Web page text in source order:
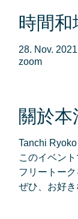
時間和
28. Nov.
zoom
關於本
Tanchi
このイベン
フリートーク
ぜひ、お好